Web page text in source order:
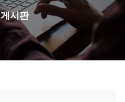
게시판